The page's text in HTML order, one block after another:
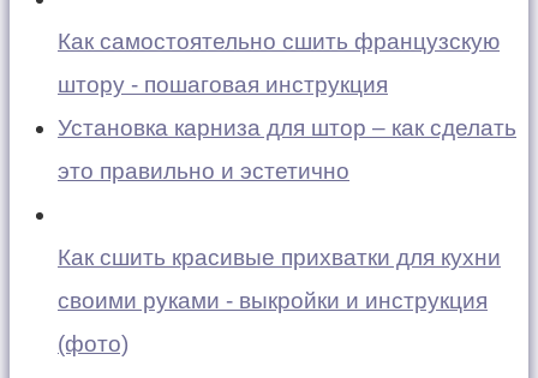
Как самостоятельно сшить французскую
штору - пошаговая инструкция
Установка карниза для штор – как сделать
это правильно и эстетично
Как сшить красивые прихватки для кухни
своими руками - выкройки и инструкция
(фото)